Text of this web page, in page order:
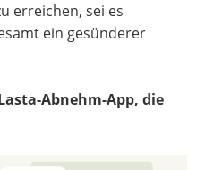
erreichen, sei es
ein gesünderer
Abnehm-App, die